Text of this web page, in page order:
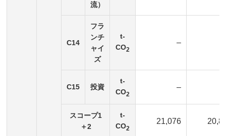
流）
C14
フラ
ンチ
ャイ
ズ
t-
CO2
–
C15 投資
t-
CO2
–
スコープ1
＋2
t-
CO2
21,076